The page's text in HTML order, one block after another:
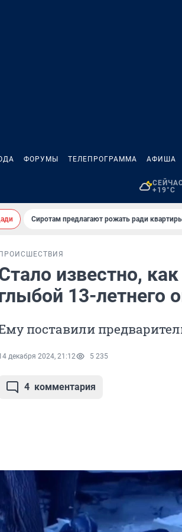
ФОРУМЫ ТЕЛЕПРОГРАММА АФИША
+19°C
Сиротам предлагают рожать ради
ПРОИСШЕСТВИЯ
известно,
13-летнего
поставили
декабря 2024, 21:12 5 235
4 комментария